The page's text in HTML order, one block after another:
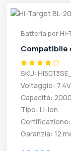
Batteria per Hi-
Compatibile
SKU:
Voltaggio: 7.4V
Capacità:
Tipo: Li-ion
Certificazione:
Garanzia: 12